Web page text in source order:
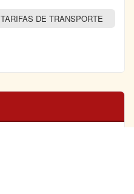
TARIFAS DE TRANSPORTE